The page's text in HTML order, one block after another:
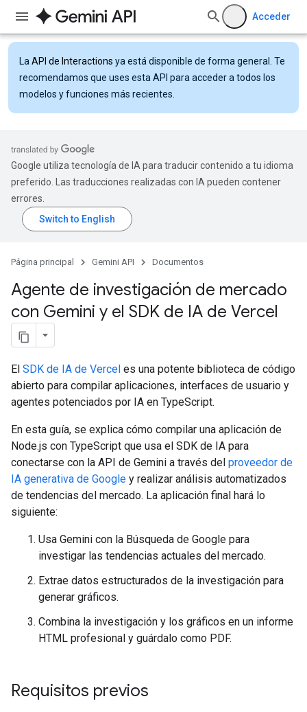
Acceder
La API de Interactions ya está disponible de forma general. Te
recomendamos que uses esta API para acceder a todos los
modelos y funciones más recientes.
Google utiliza tecnología de IA para traducir contenido a tu idioma
preferido. Las traducciones realizadas con IA pueden contener
errores.
Página principal Gemini API Documentos
Agente de investigación de mercado
con Gemini y el SDK de IA de Vercel
El SDK de IA de Vercel es una potente biblioteca de código
abierto para compilar aplicaciones, interfaces de usuario y
agentes potenciados por IA en TypeScript.
En esta guía, se explica cómo compilar una aplicación de
Node.js con TypeScript que usa el SDK de IA para
conectarse con la API de Gemini a través del proveedor de
IA generativa de Google y realizar análisis automatizados
de tendencias del mercado. La aplicación final hará lo
siguiente:
Usa Gemini con la Búsqueda de Google para
investigar las tendencias actuales del mercado.
Extrae datos estructurados de la investigación para
generar gráficos.
Combina la investigación y los gráficos en un informe
HTML profesional y guárdalo como PDF.
Requisitos previos